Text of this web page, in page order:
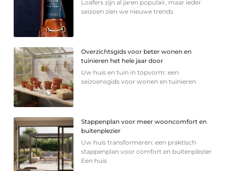
Loafers zijn al jaren populair, maar ieder
seizoen zien we nieuwe trends
Overzichtsgids voor beter wonen en
tuinieren het hele jaar door
Uw huis en tuin in topvorm: een
seizoensgids voor wonen en tuinieren
Stappenplan voor meer wooncomfort en
buitenplezier
Uw huis transformeren: een praktisch
stappenplan voor comfort en buitenplezier
Een huis